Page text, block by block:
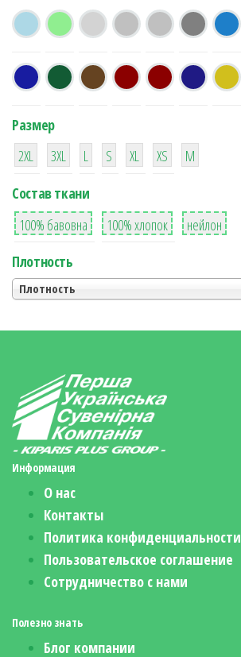
Размер
38
2XL
16
3XL
42
L
42
S
42
XL XS
М
Состав ткани
8
100% бавовна
36
100% хлопок
2
нейлон
Плотность
Плотность
Информация
О нас
Контакты
Политика конфиденциальности
Пользовательское соглашение
Сотрудничество с нами
Полезно знать
Блог компании